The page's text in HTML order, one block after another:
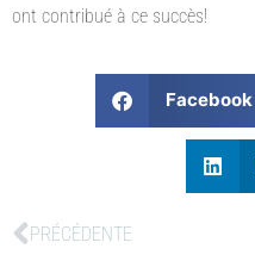
ont contribué à ce succès!
Facebook
PRÉCÉDENTE